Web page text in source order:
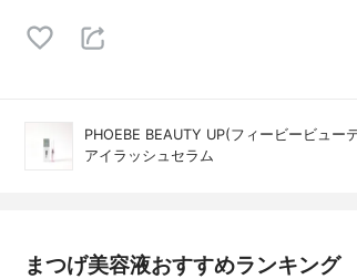
PHOEBE BEAUTY UP(フィービービュー
アイラッシュセラム
まつげ美容液おすすめランキング